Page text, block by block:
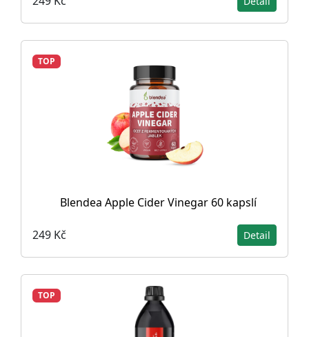
TOP
Blendea Apple Cider Vinegar 60 kapslí
249 Kč Detail
TOP